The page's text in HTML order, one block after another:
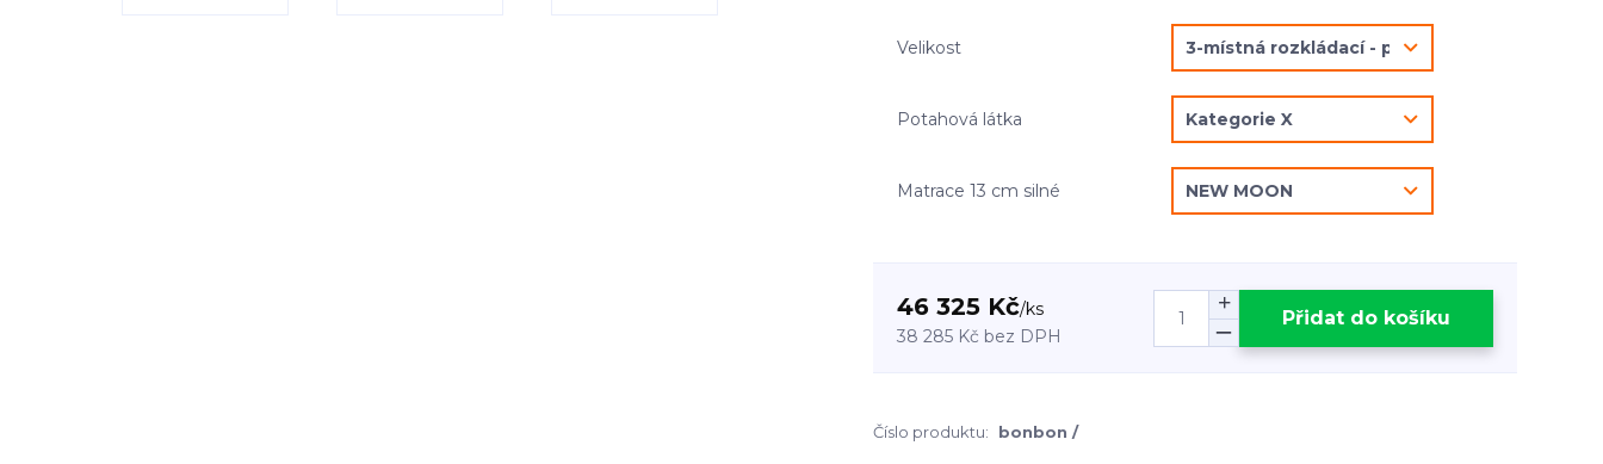
Velikost
Potahová látka
Matrace 13 cm silné
46 325 Kč/ks
38 285 Kč bez DPH
Přidat do košíku
Číslo produktu: bonbon /